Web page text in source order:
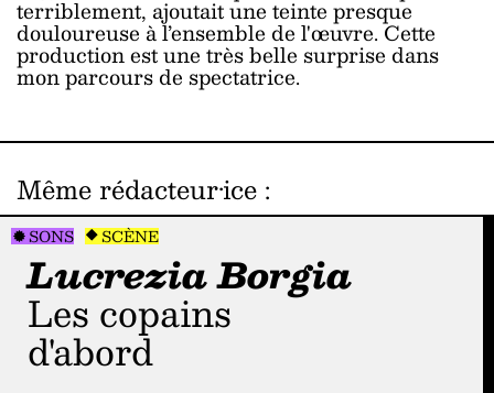
terriblement, ajoutait une teinte presque
douloureuse à l’ensemble de l'œuvre. Cette
production est une très belle surprise dans
mon parcours de spectatrice.
Même rédacteur·ice :
SONS SCÈNE
Lucrezia Borgia
Les copains
d'abord